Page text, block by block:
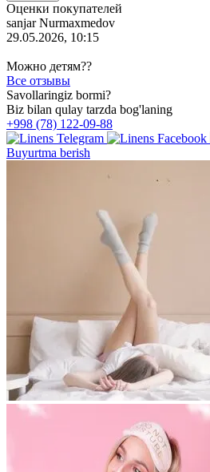
Оценки покупателей
sanjar Nurmaxmedov
29.05.2026, 10:15
Можно детям??
Все отзывы
Savollaringiz bormi?
Biz bilan qulay tarzda bog'laning
+998 (78) 122-09-88
Buyurtma berish